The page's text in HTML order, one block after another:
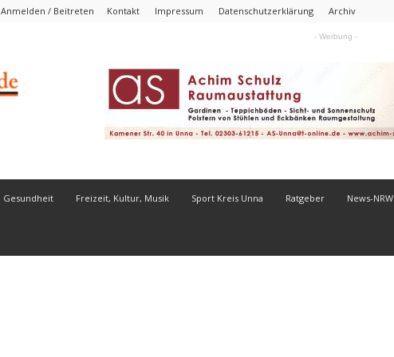
Anmelden / Beitreten Kontakt Impressum Datenschutzerklärung Archiv
- Werbung -
Gesundheit Freizeit, Kultur, Musik Sport Kreis Unna Ratgeber News-NRW